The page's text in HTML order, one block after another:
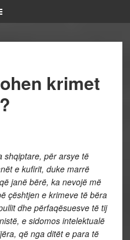
krimet
shqiptare, për arsye të
e kufirit, duke marrë
janë bërë, ka nevojë më
çështjen e krimeve të bëra
dhe përfaqësuesve të tij
e sidomos intelektualë
që nga ditët e para të